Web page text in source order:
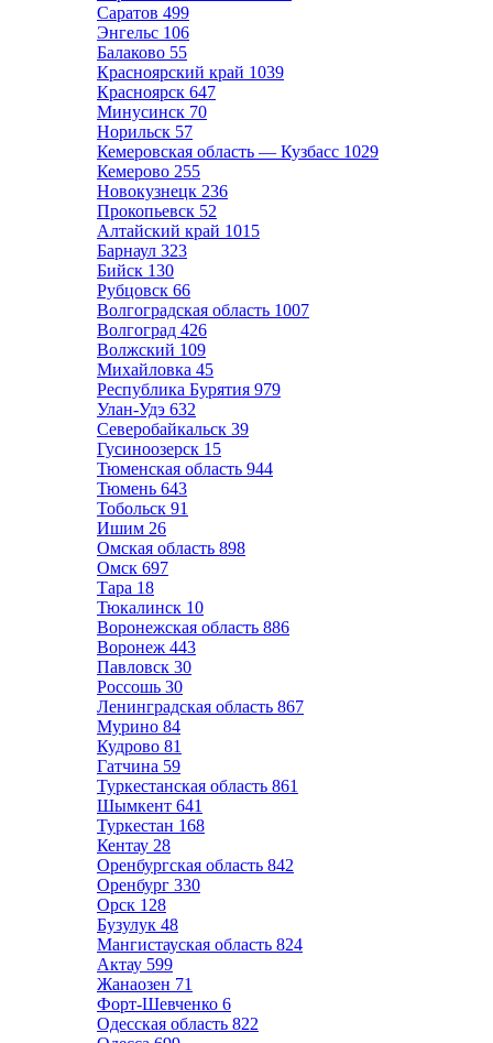
Саратов 499
Энгельс 106
Балаково 55
Красноярский край 1039
Красноярск 647
Минусинск 70
Норильск 57
Кемеровская область — Кузбасс 1029
Кемерово 255
Новокузнецк 236
Прокопьевск 52
Алтайский край 1015
Барнаул 323
Бийск 130
Рубцовск 66
Волгоградская область 1007
Волгоград 426
Волжский 109
Михайловка 45
Республика Бурятия 979
Улан-Удэ 632
Северобайкальск 39
Гусиноозерск 15
Тюменская область 944
Тюмень 643
Тобольск 91
Ишим 26
Омская область 898
Омск 697
Тара 18
Тюкалинск 10
Воронежская область 886
Воронеж 443
Павловск 30
Россошь 30
Ленинградская область 867
Мурино 84
Кудрово 81
Гатчина 59
Туркестанская область 861
Шымкент 641
Туркестан 168
Кентау 28
Оренбургская область 842
Оренбург 330
Орск 128
Бузулук 48
Мангистауская область 824
Актау 599
Жанаозен 71
Форт-Шевченко 6
Одесская область 822